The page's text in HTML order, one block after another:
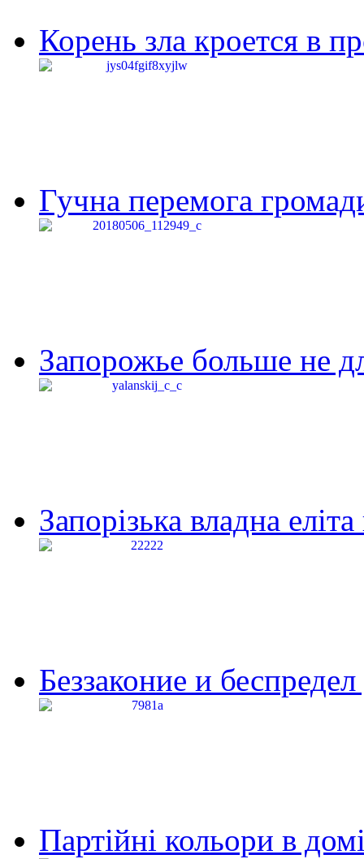
Корень зла кроется в
Гучна перемога
Запорожье больше не
Запорізька владна
Беззаконие и
Партійні кольори в